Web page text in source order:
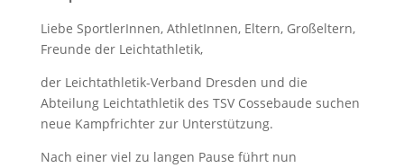
Liebe SportlerInnen, AthletInnen, Eltern, Großeltern,
Freunde der Leichtathletik,
der Leichtathletik-Verband Dresden und die
Abteilung Leichtathletik des TSV Cossebaude suchen
neue Kampfrichter zur Unterstützung.
Nach einer viel zu langen Pause führt nun